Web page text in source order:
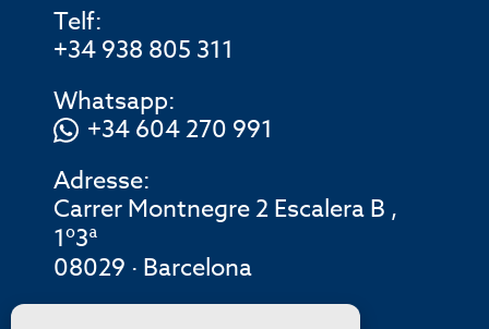
Telf:
+34 938 805 311
Whatsapp:
+34 604 270 991
Adresse:
Carrer Montnegre 2 Escalera B ,
1º3ª
08029 · Barcelona